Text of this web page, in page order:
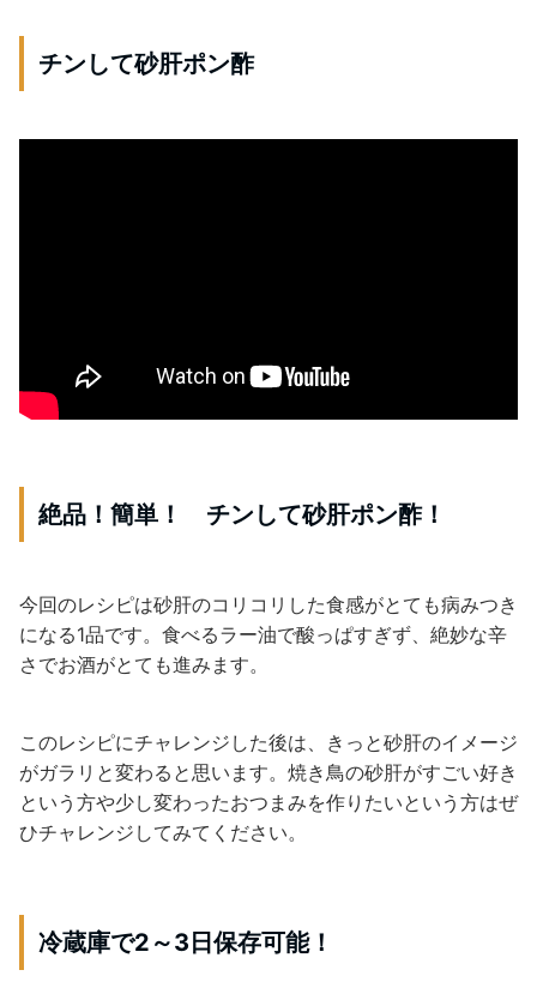
チンして砂肝ポン酢
絶品！簡単！ チンして砂肝ポン酢！
今回のレシピは砂肝のコリコリした食感がとても病みつき
になる1品です。食べるラー油で酸っぱすぎず、絶妙な辛
さでお酒がとても進みます。
このレシピにチャレンジした後は、きっと砂肝のイメージ
がガラリと変わると思います。焼き鳥の砂肝がすごい好き
という方や少し変わったおつまみを作りたいという方はぜ
ひチャレンジしてみてください。
冷蔵庫で2～3日保存可能！